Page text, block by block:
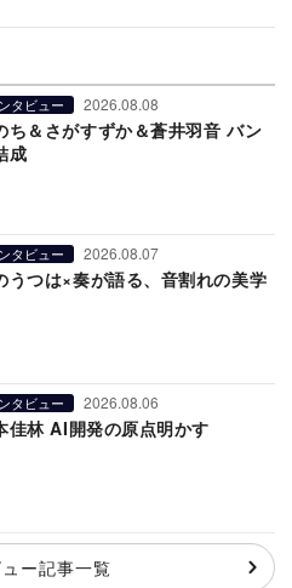
タビュー 2026.08.08
ち＆さがすずか＆蒼井羽音 バン
成
タビュー 2026.08.07
うつは×奏が語る、音割れの美学
タビュー 2026.08.06
佳林 AI開発の原点明かす
ー記事一覧